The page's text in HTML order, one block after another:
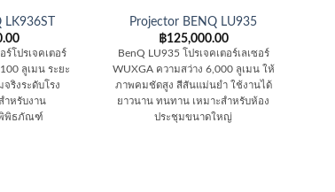
LK936ST
ร์โปรเจคเตอร์
ลูเมน ระยะ
ริงระดับโรง
ำหรับงาน
พิพิธภัณฑ์
Projector BENQ LU935
฿125,000.00
BenQ LU935 โปรเจคเตอร์เลเซอร์
WUXGA ความสว่าง 6,000 ลูเมน ให้
ภาพคมชัดสูง สีสันแม่นยำ ใช้งานได้
ยาวนาน ทนทาน เหมาะสำหรับห้อง
ประชุมขนาดใหญ่